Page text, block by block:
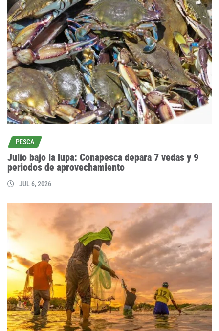
PESCA
Julio bajo la lupa: Conapesca depara 7 vedas y 9
periodos de aprovechamiento
JUL 6, 2026